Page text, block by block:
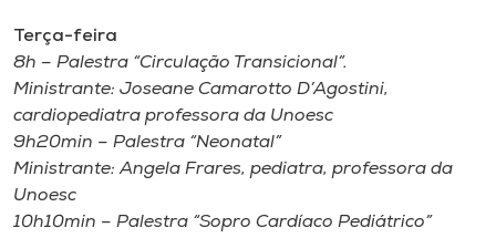
Terça-feira
8h – Palestra “Circulação Transicional”.
Ministrante: Joseane Camarotto D’Agostini,
cardiopediatra professora da Unoesc
9h20min – Palestra “Neonatal”
Ministrante: Angela Frares, pediatra, professora da
Unoesc
10h10min – Palestra “Sopro Cardíaco Pediátrico”